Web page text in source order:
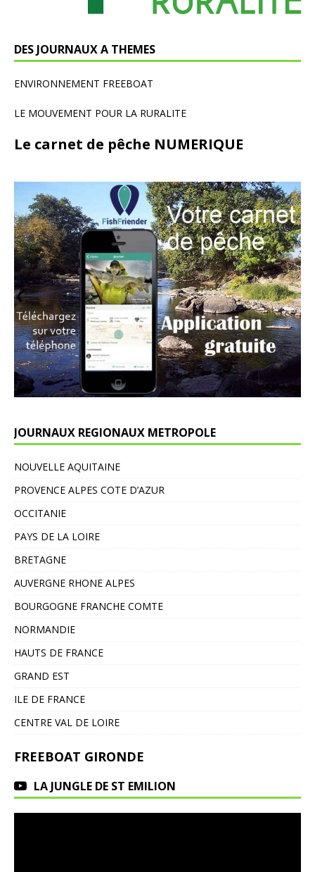
DES JOURNAUX A THEMES
ENVIRONNEMENT FREEBOAT
LE MOUVEMENT POUR LA RURALITE
Le carnet de pêche NUMERIQUE
JOURNAUX REGIONAUX METROPOLE
NOUVELLE AQUITAINE
PROVENCE ALPES COTE D’AZUR
OCCITANIE
PAYS DE LA LOIRE
BRETAGNE
AUVERGNE RHONE ALPES
BOURGOGNE FRANCHE COMTE
NORMANDIE
HAUTS DE FRANCE
GRAND EST
ILE DE FRANCE
CENTRE VAL DE LOIRE
FREEBOAT GIRONDE
LA JUNGLE DE ST EMILION